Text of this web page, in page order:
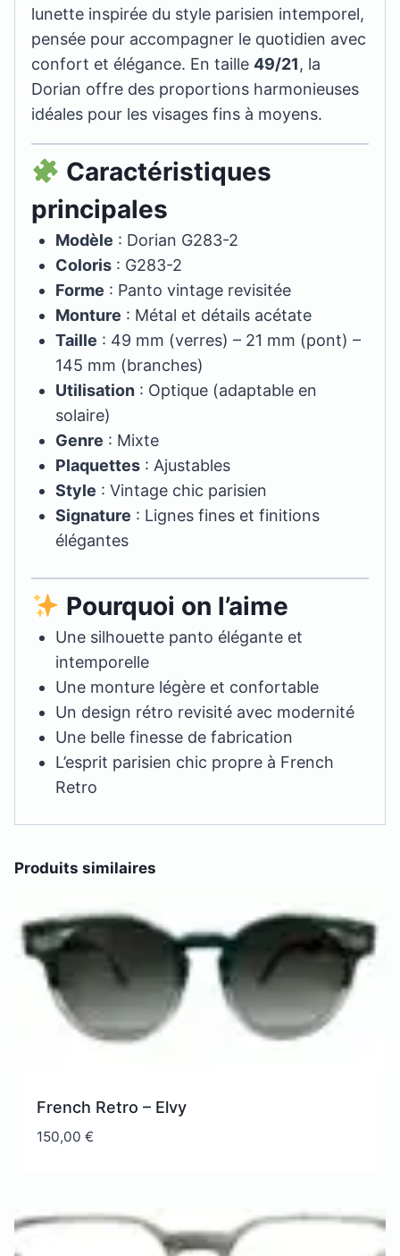
lunette inspirée du style parisien intemporel,
pensée pour accompagner le quotidien avec
confort et élégance. En taille49/21, la
Dorian offre des proportions harmonieuses
idéales pour les visages fins à moyens.
Caractéristiques
principales
Modèle : Dorian G283-2
Coloris : G283-2
Forme : Panto vintage revisitée
Monture : Métal et détails acétate
Taille : 49 mm (verres) – 21 mm (pont) –
145 mm (branches)
Utilisation : Optique (adaptable en
solaire)
Genre : Mixte
Plaquettes : Ajustables
Style : Vintage chic parisien
Signature : Lignes fines et finitions
élégantes
Pourquoi on l’aime
Une silhouette panto élégante et
intemporelle
Une monture légère et confortable
Un design rétro revisité avec modernité
Une belle finesse de fabrication
L’esprit parisien chic propre à French
Retro
Produits similaires
French Retro – Elvy
150,00€